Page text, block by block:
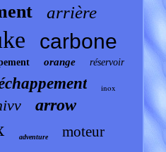
arrière
carbone
orange réservoir
inox
arrow
adventure moteur